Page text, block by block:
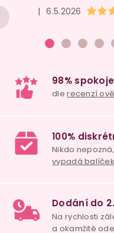
| 6.5.2026
98%
100%